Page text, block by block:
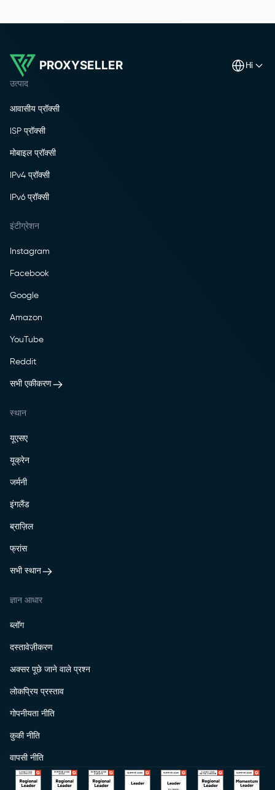
PROXYSELLER hi
उत्पाद
आवासीय प्रॉक्सी
ISP प्रॉक्सी
मोबाइल प्रॉक्सी
IPv4 प्रॉक्सी
IPv6 प्रॉक्सी
इंटीग्रेशन
Instagram
Facebook
Google
Amazon
YouTube
Reddit
सभी एकीकरण
स्थान
यूएसए
यूक्रेन
जर्मनी
इंगलैंड
ब्राज़िल
फ्रांस
सभी स्थान
ज्ञान आधार
ब्लॉग
दस्तावेज़ीकरण
अक्सर पूछे जाने वाले प्रश्न
लोकप्रिय प्रस्ताव
गोपनीयता नीति
कुकी नीति
वापसी नीति